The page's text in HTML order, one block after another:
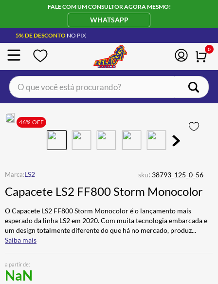
FALE COM UM CONSULTOR AGORA MESMO!
WHATSAPP
5% DE DESCONTO NO PIX
0
O que você está procurando?
46% OFF
LS2 sku: 38793_125_0_56
Capacete LS2 FF800 Storm Monocolor
O Capacete LS2 FF800 Storm Monocolor é o lançamento mais
esperado da linha LS2 em 2020. Com muita tecnologia embarcada e
um design totalmente diferente do que há no mercado, produz...
Saiba mais
a partir de:
NaN
1º CAPACETE LS2
BOTA
4º ÓCULOS SOLAR
5º LUVA
6º BAU
7º ALPINESTAR
8º AIROH
10º